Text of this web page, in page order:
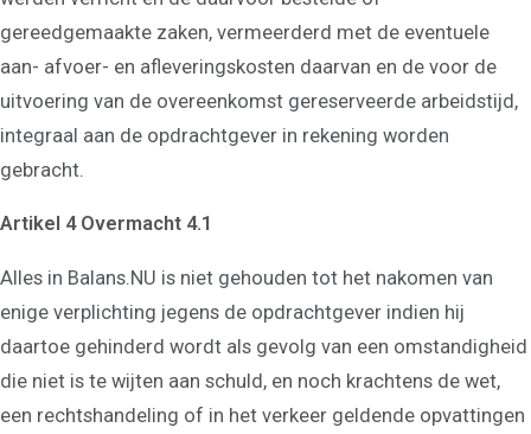
gereedgemaakte zaken, vermeerderd met de eventuele
aan- afvoer- en afleveringskosten daarvan en de voor de
uitvoering van de overeenkomst gereserveerde arbeidstijd,
integraal aan de opdrachtgever in rekening worden
gebracht.
Artikel 4 Overmacht 4.1
Alles in Balans.NU is niet gehouden tot het nakomen van
enige verplichting jegens de opdrachtgever indien hij
daartoe gehinderd wordt als gevolg van een omstandigheid
die niet is te wijten aan schuld, en noch krachtens de wet,
een rechtshandeling of in het verkeer geldende opvattingen